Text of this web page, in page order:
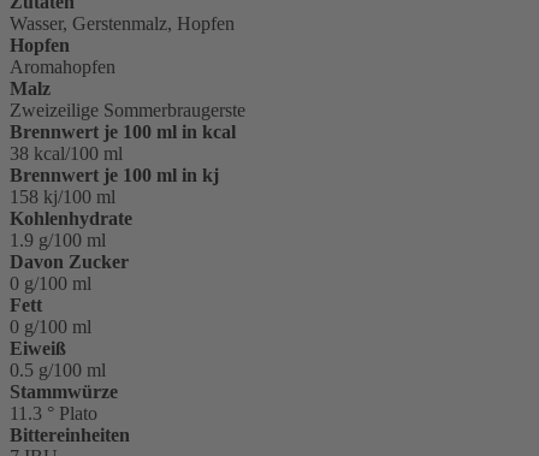
Wasser, Gerstenmalz, Hopfen
Hopfen
Aromahopfen
Malz
Zweizeilige Sommerbraugerste
Brennwert je 100 ml in kcal
38 kcal/100 ml
Brennwert je 100 ml in kj
158 kj/100 ml
Kohlenhydrate
1.9 g/100 ml
Davon Zucker
0 g/100 ml
Fett
0 g/100 ml
Eiweiß
0.5 g/100 ml
Stammwürze
11.3 ° Plato
Bittereinheiten